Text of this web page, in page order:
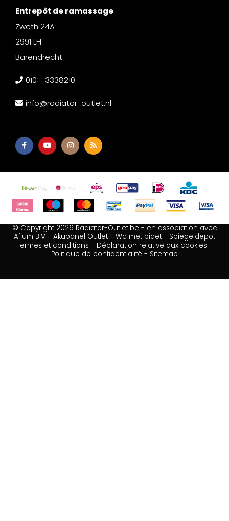
Entrepôt de ramassage
Zweth 24A
2991 LH
Barendrecht
010 - 3338210
info@radiator-outlet.nl
© Copyright 2026 Radiator-Outlet.be - en association avec
Afium B.V - Akupanel Outlet - Wc met bidet - Spiegeldepot
Termes et conditions - Déclaration relative aux cookies -
Politique de confidentialité - Sitemap